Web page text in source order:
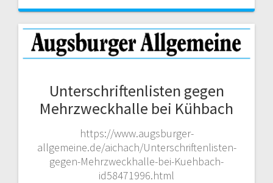
Unterschriftenlisten gegen
Mehrzweckhalle bei Kühbach
https://www.augsburger-
allgemeine.de/aichach/Unterschriftenlisten-
gegen-Mehrzweckhalle-bei-Kuehbach-
id58471996.html